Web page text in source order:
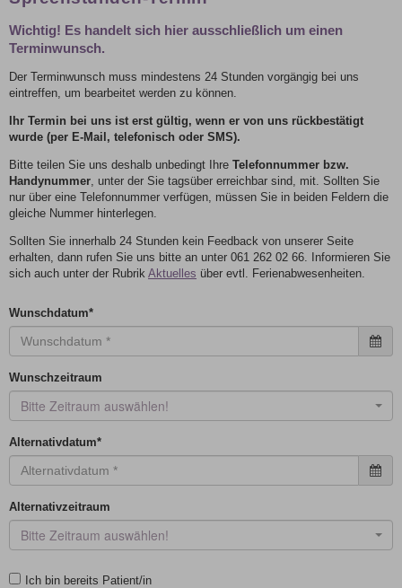
Wichtig! Es handelt sich hier ausschließlich um einen
Terminwunsch.
Der Terminwunsch muss mindestens 24 Stunden vorgängig bei uns
eintreffen, um bearbeitet werden zu können.
Ihr Termin bei uns ist erst gültig, wenn er von uns rückbestätigt
wurde (per E-Mail, telefonisch oder SMS).
Bitte teilen Sie uns deshalb unbedingt Ihre Telefonnummer bzw.
Handynummer, unter der Sie tagsüber erreichbar sind, mit. Sollten Sie
nur über eine Telefonnummer verfügen, müssen Sie in beiden Feldern die
gleiche Nummer hinterlegen.
Sollten Sie innerhalb 24 Stunden kein Feedback von unserer Seite
erhalten, dann rufen Sie uns bitte an unter 061 262 02 66. Informieren Sie
sich auch unter der Rubrik Aktuelles über evtl. Ferienabwesenheiten.
Wunschdatum*
Wunschzeitraum
Bitte Zeitraum auswählen!
Alternativdatum*
Alternativzeitraum
Bitte Zeitraum auswählen!
Ich bin bereits Patient/in